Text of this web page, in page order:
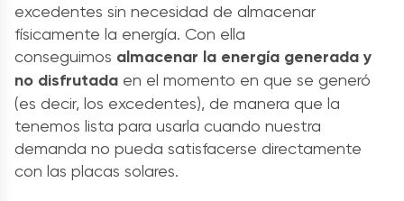
excedentes sin necesidad de almacenar
físicamente la energía. Con ella
conseguimos almacenar la energía generada y
no disfrutada en el momento en que se generó
(es decir, los excedentes), de manera que la
tenemos lista para usarla cuando nuestra
demanda no pueda satisfacerse directamente
con las placas solares.